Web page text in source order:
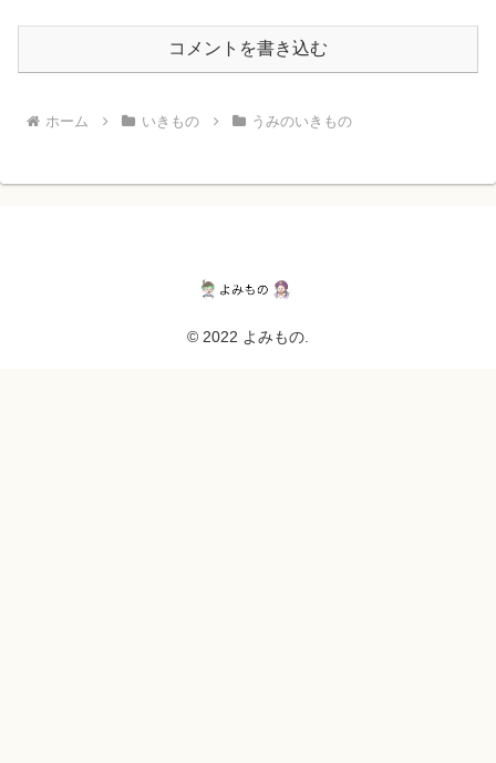
コメントを書き込む
ホーム いきもの うみのいきもの
© 2022 よみもの.